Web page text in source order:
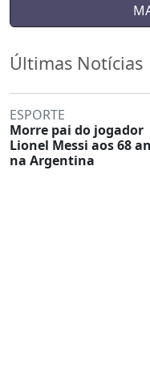
Últimas Notícias
ESPORTE
Morre pai do jogador
Lionel Messi aos 68
na Argentina